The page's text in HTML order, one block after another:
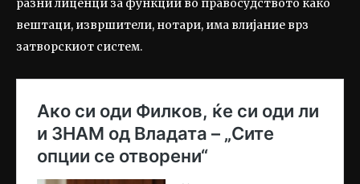
разни лиценци за функции во правосудството како
вештаци, извршители, нотари, има влијание врз
затворскиот систем.